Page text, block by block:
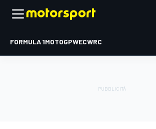
FORMULA 1MOTOGPWECWRC